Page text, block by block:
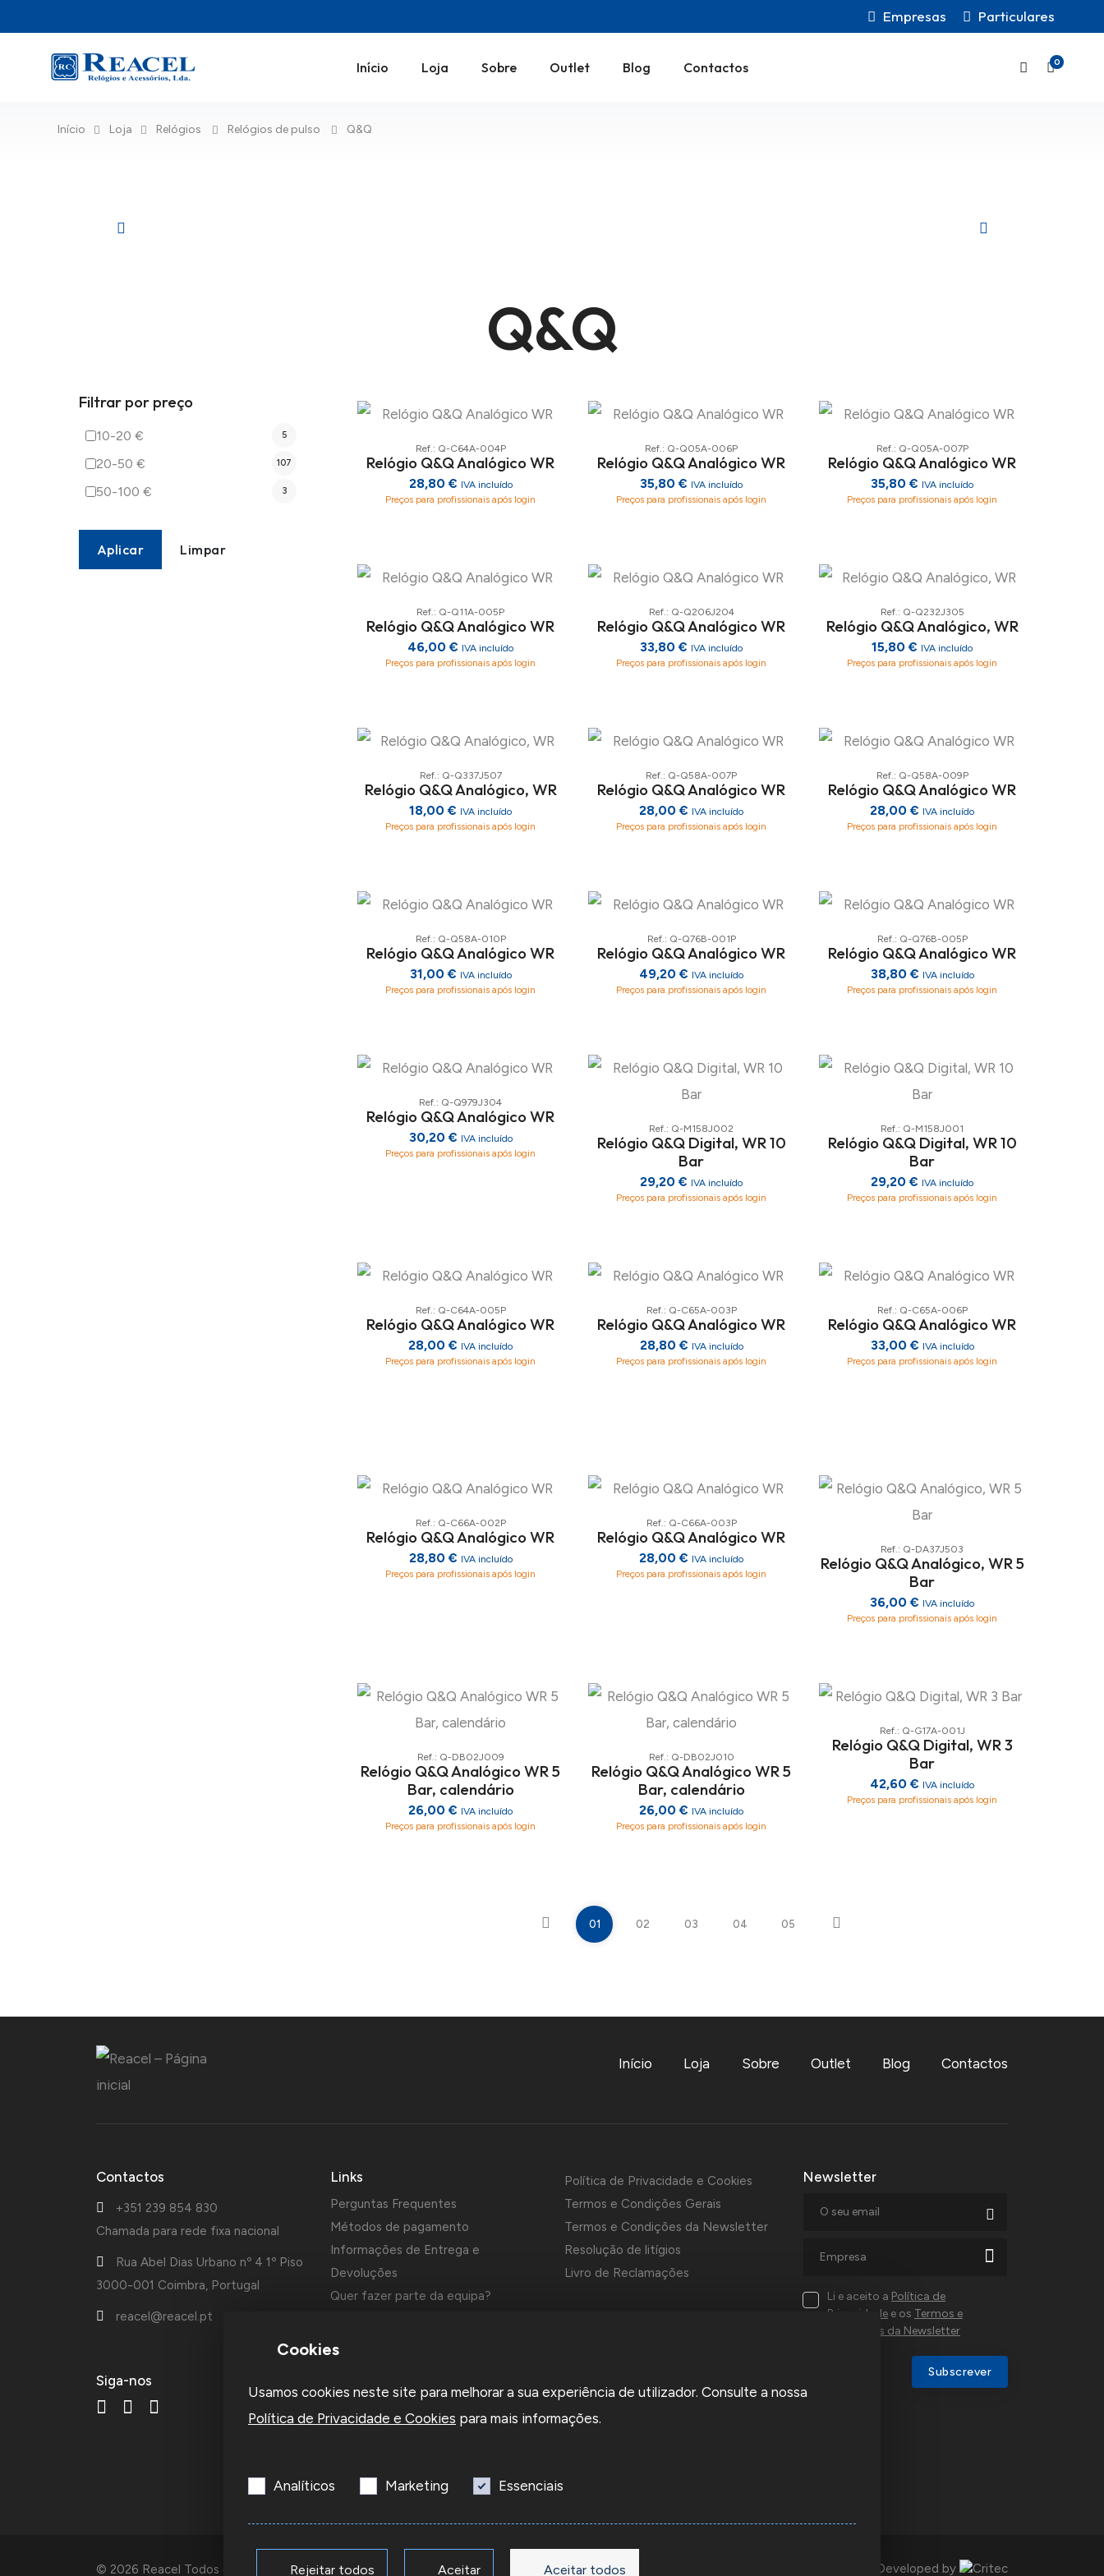
Empresas Particulares
Início Loja Sobre Outlet Blog Contactos 0
Início Loja Relógios Relógios de pulso Q&Q
Q&Q
Ref.: Q-C64A-004P
Relógio Q&Q Analógico WR
28,80 € IVA incluído
Preços para profissionais após login
Ref.: Q-Q05A-006P
Relógio Q&Q Analógico WR
35,80 € IVA incluído
Preços para profissionais após login
Ref.: Q-Q05A-007P
Relógio Q&Q Analógico WR
35,80 € IVA incluído
Preços para profissionais após login
Ref.: Q-Q11A-005P
Relógio Q&Q Analógico WR
46,00 € IVA incluído
Preços para profissionais após login
Ref.: Q-Q206J204
Relógio Q&Q Analógico WR
33,80 € IVA incluído
Preços para profissionais após login
Ref.: Q-Q232J305
Relógio Q&Q Analógico, WR
15,80 € IVA incluído
Preços para profissionais após login
Ref.: Q-Q337J507
Relógio Q&Q Analógico, WR
18,00 € IVA incluído
Preços para profissionais após login
Ref.: Q-Q58A-007P
Relógio Q&Q Analógico WR
28,00 € IVA incluído
Preços para profissionais após login
Ref.: Q-Q58A-009P
Relógio Q&Q Analógico WR
28,00 € IVA incluído
Preços para profissionais após login
Ref.: Q-Q58A-010P
Relógio Q&Q Analógico WR
31,00 € IVA incluído
Preços para profissionais após login
Ref.: Q-Q76B-001P
Relógio Q&Q Analógico WR
49,20 € IVA incluído
Preços para profissionais após login
Ref.: Q-Q76B-005P
Relógio Q&Q Analógico WR
38,80 € IVA incluído
Preços para profissionais após login
Ref.: Q-Q979J304
Relógio Q&Q Analógico WR
30,20 € IVA incluído
Preços para profissionais após login
Ref.: Q-M158J002
Relógio Q&Q Digital, WR 10
Bar
29,20 € IVA incluído
Preços para profissionais após login
Ref.: Q-M158J001
Relógio Q&Q Digital, WR 10
Bar
29,20 € IVA incluído
Preços para profissionais após login
Ref.: Q-C64A-005P
Relógio Q&Q Analógico WR
28,00 € IVA incluído
Preços para profissionais após login
Ref.: Q-C65A-003P
Relógio Q&Q Analógico WR
28,80 € IVA incluído
Preços para profissionais após login
Ref.: Q-C65A-006P
Relógio Q&Q Analógico WR
33,00 € IVA incluído
Preços para profissionais após login
Ref.: Q-C66A-002P
Relógio Q&Q Analógico WR
28,80 € IVA incluído
Preços para profissionais após login
Ref.: Q-C66A-003P
Relógio Q&Q Analógico WR
28,00 € IVA incluído
Preços para profissionais após login
Ref.: Q-DA37J503
Relógio Q&Q Analógico, WR 5
Bar
36,00 € IVA incluído
Preços para profissionais após login
Ref.: Q-DB02J009
Relógio Q&Q Analógico WR 5
Bar, calendário
26,00 € IVA incluído
Preços para profissionais após login
Ref.: Q-DB02J010
Relógio Q&Q Analógico WR 5
Bar, calendário
26,00 € IVA incluído
Preços para profissionais após login
Ref.: Q-G17A-001J
Relógio Q&Q Digital, WR 3
Bar
42,60 € IVA incluído
Preços para profissionais após login
01 02 03 04 05
Filtrar por preço
10-20 € 5
20-50 € 107
50-100 € 3
Aplicar Limpar
Início Loja Sobre Outlet Blog Contactos
Contactos
+351 239 854 830
Chamada para rede fixa nacional
Rua Abel Dias Urbano nº 4 1º Piso
3000-001 Coimbra, Portugal
reacel@reacel.pt
Siga-nos
Links
Perguntas Frequentes
Métodos de pagamento
Informações de Entrega e
Devoluções
Quer fazer parte da equipa?
Política de Privacidade e Cookies
Termos e Condições Gerais
Termos e Condições da Newsletter
Resolução de litígios
Livro de Reclamações
Newsletter
Li e aceito a Política de
Privacidade e os Termos e
Condições da Newsletter
Subscrever
fundada em 1969. Dedica-se à importação e comércio de produtos,
acessórios e ferramentas especializadas para as atividades de relojoaria e
© 2026 Reacel Todos os direitos reservados. Developed by
Cookies
Usamos cookies neste site para melhorar a sua experiência de utilizador. Consulte a nossa
Política de Privacidade e Cookies para mais informações.
Analíticos Marketing Essenciais
Rejeitar todos Aceitar Aceitar todos